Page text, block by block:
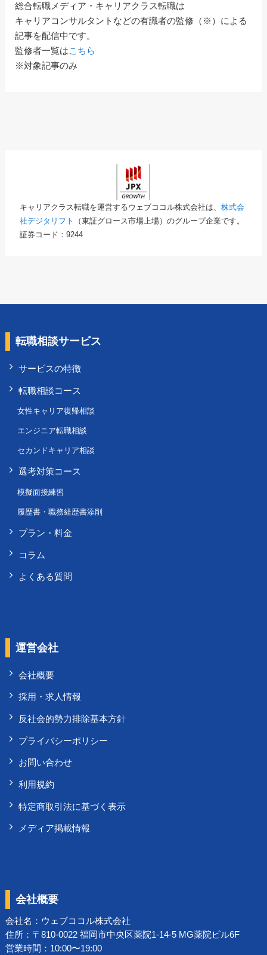
総合転職メディア・キャリアクラス転職は
キャリアコンサルタントなどの有識者の監修（※）による
記事を配信中です。
監修者一覧はこちら
※対象記事のみ
キャリアクラス転職を運営するウェブココル株式会社は、株式会
社デジタリフト
（東証グロース市場上場）のグループ企業です。
証券コード：9244
転職相談サービス
サービスの特徴
転職相談コース
女性キャリア復帰相談
エンジニア転職相談
セカンドキャリア相談
選考対策コース
模擬面接練習
履歴書・職務経歴書添削
プラン・料金
コラム
よくある質問
運営会社
会社概要
採用・求人情報
反社会的勢力排除基本方針
プライバシーポリシー
お問い合わせ
利用規約
特定商取引法に基づく表示
メディア掲載情報
会社概要
会社名： ウェブココル株式会社
住所：〒810-0022 福岡市中央区薬院1-14-5 MG薬院ビル6F
営業時間：10:00〜19:00